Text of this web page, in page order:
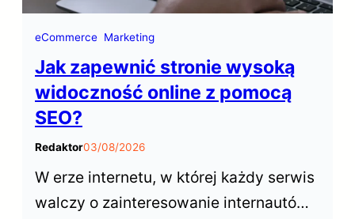
eCommerce Marketing
Jak zapewnić stronie wysoką
widoczność online z pomocą
SEO?
Redaktor03/08/2026
W erze internetu, w której każdy serwis
walczy o zainteresowanie internautów,